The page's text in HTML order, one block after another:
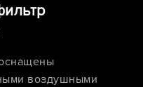
воздушными